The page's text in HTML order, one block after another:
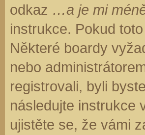
odkaz …a je mi
instrukce. Pokud
Některé boardy
nebo
registrovali, byli
následujte instrukce
ujistěte se, že vámi